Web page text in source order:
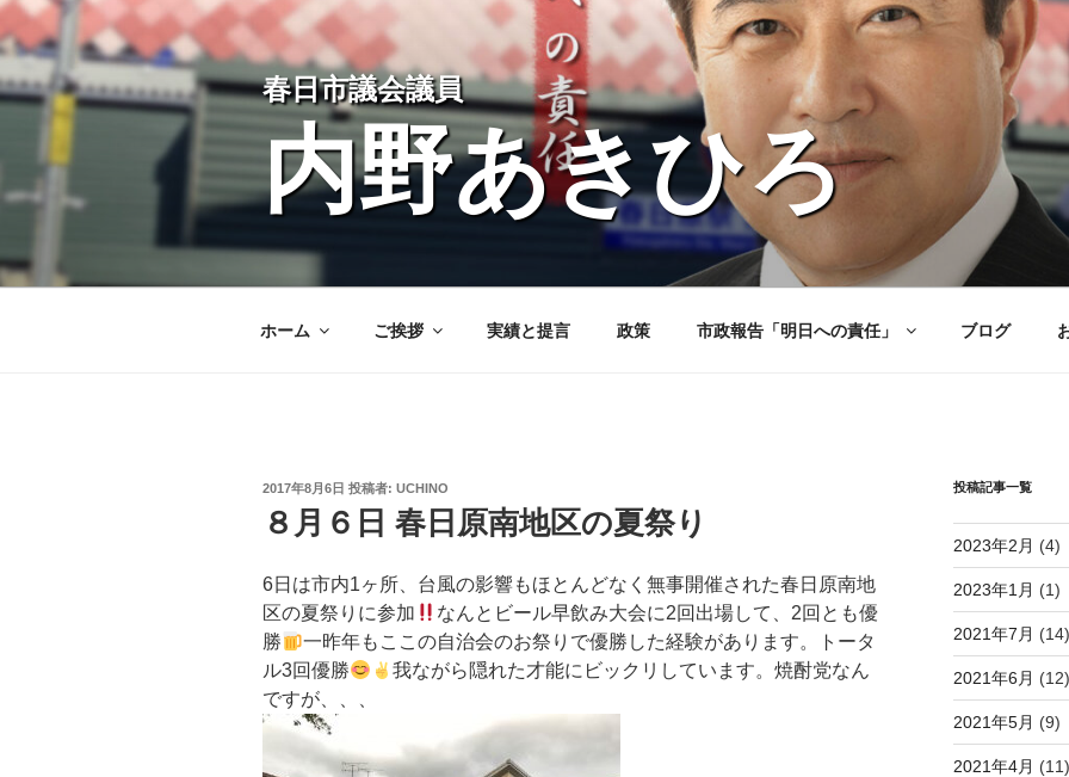
コ
ン
ン
プ
春日市議会議員
内野あきひろ
ホーム ご挨拶 実績と提言 政策 市政報告「明日への責任」 ブログ
投
日:
2017年8月6日 投稿者: UCHINO
８月６日 春日原南地区の夏祭り
6日は市内1ヶ所、台風の影響もほとんどなく無事開催された春日原南地
区の夏祭りに参加
なんとビール早飲み大会に2回出場して、2回とも優
勝
一昨年もここの自治会のお祭りで優勝した経験があります。トータ
ル3回優勝
我ながら隠れた才能にビックリしています。焼酎党なん
ですが、、、
投稿記事一覧
2023年2月 (4)
2023年1月 (1)
2021年7月 (14)
2021年6月 (12)
2021年5月 (9)
2021年4月 (11)